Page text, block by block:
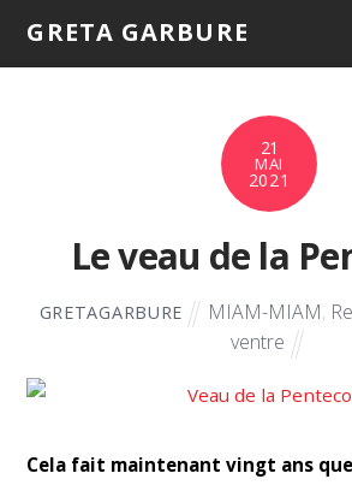
GRETA GARBURE
21
MAI
2021
Le veau de la
GRETAGARBURE MIAM-MIAM,
ventre
Cela fait maintenant vingt ans